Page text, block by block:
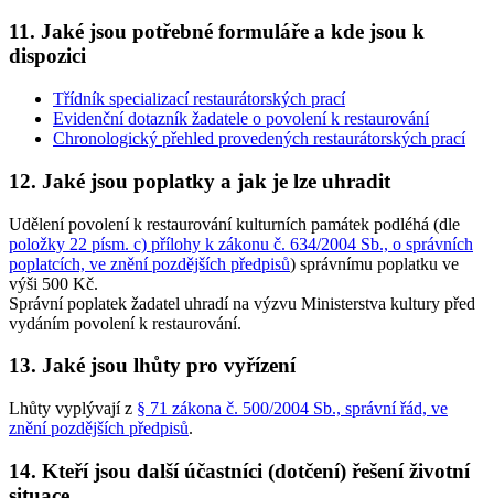
11. Jaké jsou potřebné formuláře a kde jsou k
dispozici
Třídník specializací restaurátorských prací
Evidenční dotazník žadatele o povolení k restaurování
Chronologický přehled provedených restaurátorských prací
12. Jaké jsou poplatky a jak je lze uhradit
Udělení povolení k restaurování kulturních památek podléhá (dle
položky 22 písm. c) přílohy k zákonu č. 634/2004 Sb., o správních
poplatcích, ve znění pozdějších předpisů) správnímu poplatku ve
výši 500 Kč.
Správní poplatek žadatel uhradí na výzvu Ministerstva kultury před
vydáním povolení k restaurování.
13. Jaké jsou lhůty pro vyřízení
Lhůty vyplývají z § 71 zákona č. 500/2004 Sb., správní řád, ve
znění pozdějších předpisů.
14. Kteří jsou další účastníci (dotčení) řešení životní